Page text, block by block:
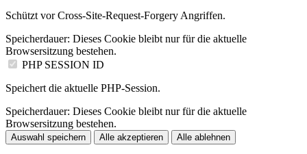
Schützt vor Cross-Site-Request-Forgery Angriffen.
Speicherdauer: Dieses Cookie bleibt nur für die aktuelle
Browsersitzung bestehen.
PHP SESSION ID
Speichert die aktuelle PHP-Session.
Speicherdauer: Dieses Cookie bleibt nur für die aktuelle
Browsersitzung bestehen.
Auswahl speichern Alle akzeptieren Alle ablehnen